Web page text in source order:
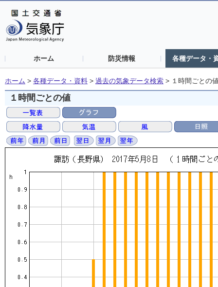
ホーム 防災情報 各種データ・
ホーム > 各種データ・資料 > 過去の気象データ検索 > １時間ごとの
１時間ごとの値